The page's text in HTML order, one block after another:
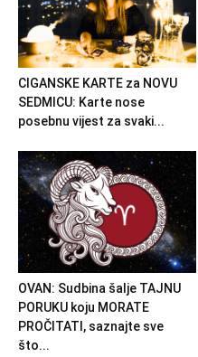
CIGANSKE KARTE za NOVU
SEDMICU: Karte nose
posebnu vijest za svaki...
OVAN: Sudbina šalje TAJNU
PORUKU koju MORATE
PROČITATI, saznajte sve
što...